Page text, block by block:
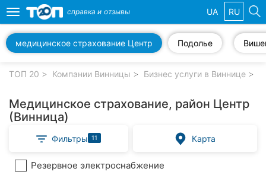
компании
Популярные
рубрики:
Стоматологии
Toggle
navigation
справка и отзывы UA RU
Подолье
медицинское страхование Центр
ТОП 20 Компании Винницы Бизнес услуги в Виннице
Медицинское страхование, район Центр
(Винница)
Фильтры 11 Карта
Резервное электроснабжение